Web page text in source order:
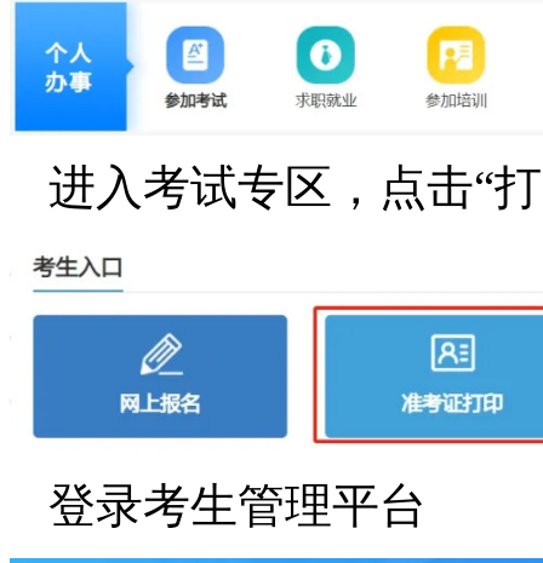
进入考试专区，点击“
登录考生管理平台